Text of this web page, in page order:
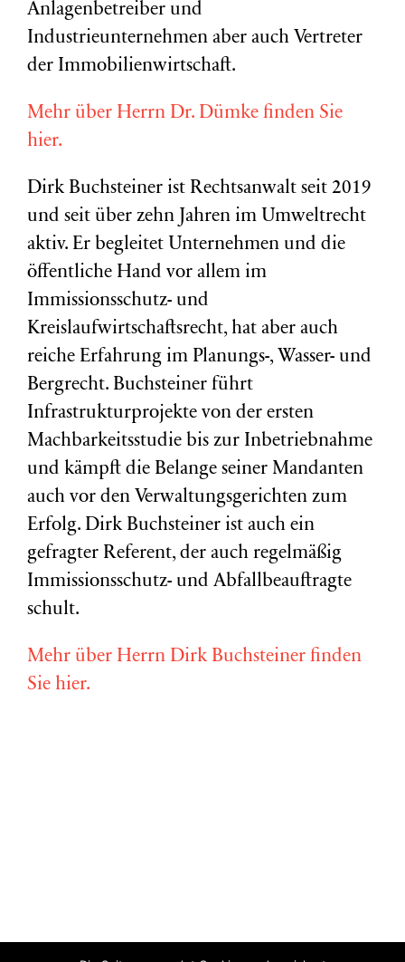
Anlagenbetreiber und
Industrieunternehmen aber auch Vertreter
der Immobilienwirtschaft.
Mehr über Herrn Dr. Dümke finden Sie
hier.
Dirk Buchsteiner ist Rechtsanwalt seit 2019
und seit über zehn Jahren im Umweltrecht
aktiv. Er begleitet Unternehmen und die
öffentliche Hand vor allem im
Immissionsschutz- und
Kreislaufwirtschaftsrecht, hat aber auch
reiche Erfahrung im Planungs-, Wasser- und
Bergrecht. Buchsteiner führt
Infrastrukturprojekte von der ersten
Machbarkeitsstudie bis zur Inbetriebnahme
und kämpft die Belange seiner Mandanten
auch vor den Verwaltungsgerichten zum
Erfolg. Dirk Buchsteiner ist auch ein
gefragter Referent, der auch regelmäßig
Immissionsschutz- und Abfallbeauftragte
schult.
Mehr über Herrn Dirk Buchsteiner finden
Sie hier.